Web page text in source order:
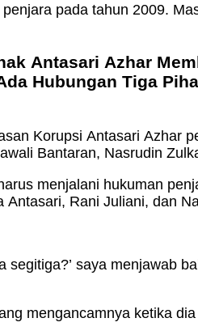
pada tahun 2009.
Klaim
Korupsi Antasari Azhar
Bantaran, Nasrudin
menjalani hukuman
Rani Juliani, dan
saya menjawab
mengancamnya ketika